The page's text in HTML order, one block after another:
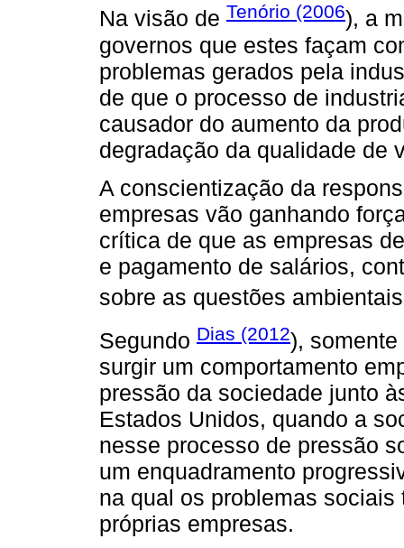
Na visão de Tenório (2006), a
governos que estes façam
problemas gerados pela
de que o processo de
causador do aumento da
degradação da qualidade de
A conscientização da
empresas vão ganhando
crítica de que as empresas
e pagamento de salários,
sobre as questões
Segundo Dias (2012),
surgir um comportamento
pressão da sociedade junto
Estados Unidos, quando a
nesse processo de pressão
um enquadramento
na qual os problemas
próprias empresas.